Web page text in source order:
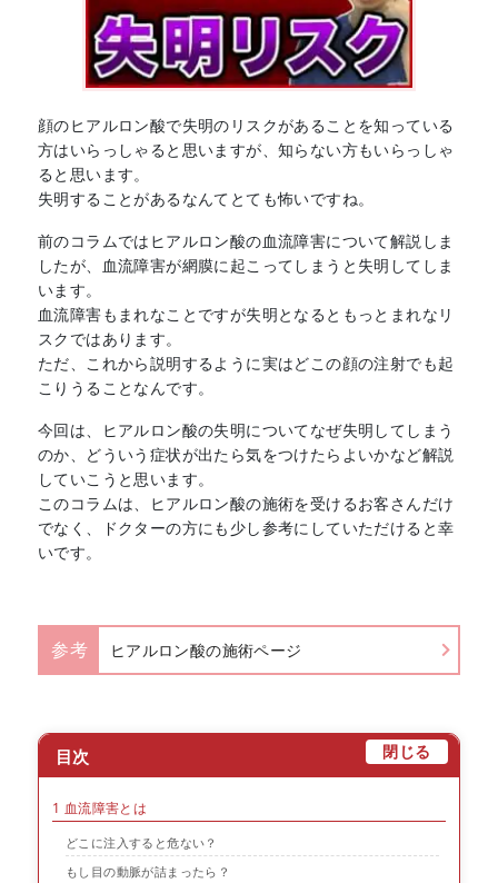
顔のヒアルロン酸で失明のリスクがあることを知っている
方はいらっしゃると思いますが、知らない方もいらっしゃ
ると思います。
失明することがあるなんてとても怖いですね。
前のコラムではヒアルロン酸の血流障害について解説しま
したが、血流障害が網膜に起こってしまうと失明してしま
います。
血流障害もまれなことですが失明となるともっとまれなリ
スクではあります。
ただ、これから説明するように実はどこの顔の注射でも起
こりうることなんです。
今回は、ヒアルロン酸の失明についてなぜ失明してしまう
のか、どういう症状が出たら気をつけたらよいかなど解説
していこうと思います。
このコラムは、ヒアルロン酸の施術を受けるお客さんだけ
でなく、ドクターの方にも少し参考にしていただけると幸
いです。
参考 ヒアルロン酸の施術ページ
目次 閉じる
1 血流障害とは
どこに注入すると危ない？
もし目の動脈が詰まったら？